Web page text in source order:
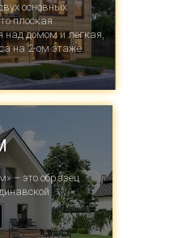
основных
плоская
над домом и легкая,
на 2-ом этаже.
– это образец